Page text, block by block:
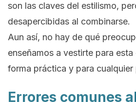
son las claves del estilismo,
desapercibidas al combinarse.
Aun así, no hay de qué
enseñamos a vestirte para
forma práctica y para cualquier
Errores comunes